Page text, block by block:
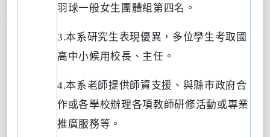
羽球一般女生團體組第四名。
3.本系研究生表現優異，多位學生考取國
高中小候用校長、主任。
4.本系老師提供師資支援、與縣市政府合
作或各學校辦理各項教師研修活動或專業
推廣服務等。